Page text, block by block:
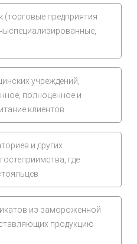
(торговые предприятия
учреждений,
полноценное и
клиентов
и других
где
из замороженной
продукцию